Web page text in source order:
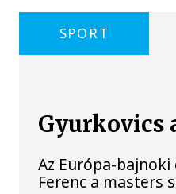
SPORT
Gyurkovics
Az Európa-
Ferenc a masters